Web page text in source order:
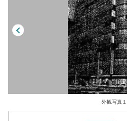
外観写真１